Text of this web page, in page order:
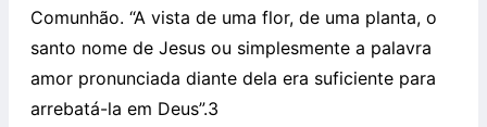
Comunhão. “A vista de uma flor, de uma planta, o
santo nome de Jesus ou simplesmente a palavra
amor pronunciada diante dela era suficiente para
arrebatá-la em Deus”.3